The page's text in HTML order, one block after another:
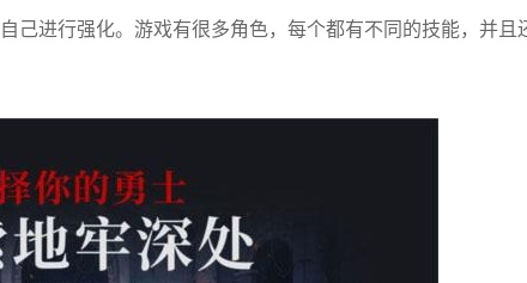
己进行强化。游戏有很多角色，每个都有不同的技能，并且